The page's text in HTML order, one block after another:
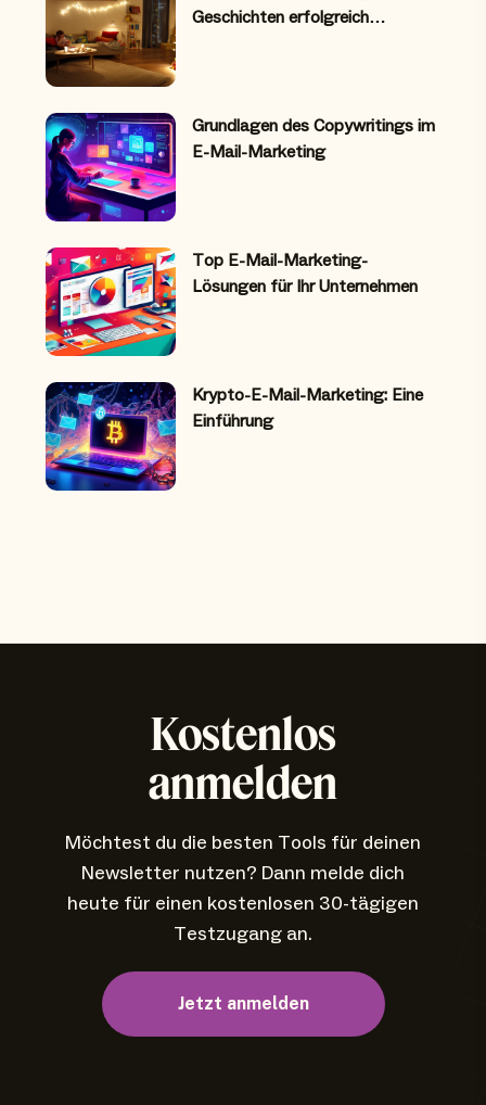
Geschichten erfolgreich…
Grundlagen des Copywritings im
E-Mail-Marketing
Top E-Mail-Marketing-
Lösungen für Ihr Unternehmen
Krypto-E-Mail-Marketing: Eine
Einführung
Kostenlos
anmelden
Möchtest du die besten Tools für deinen
Newsletter nutzen? Dann melde dich
heute für einen kostenlosen 30-tägigen
Testzugang an.
Jetzt anmelden